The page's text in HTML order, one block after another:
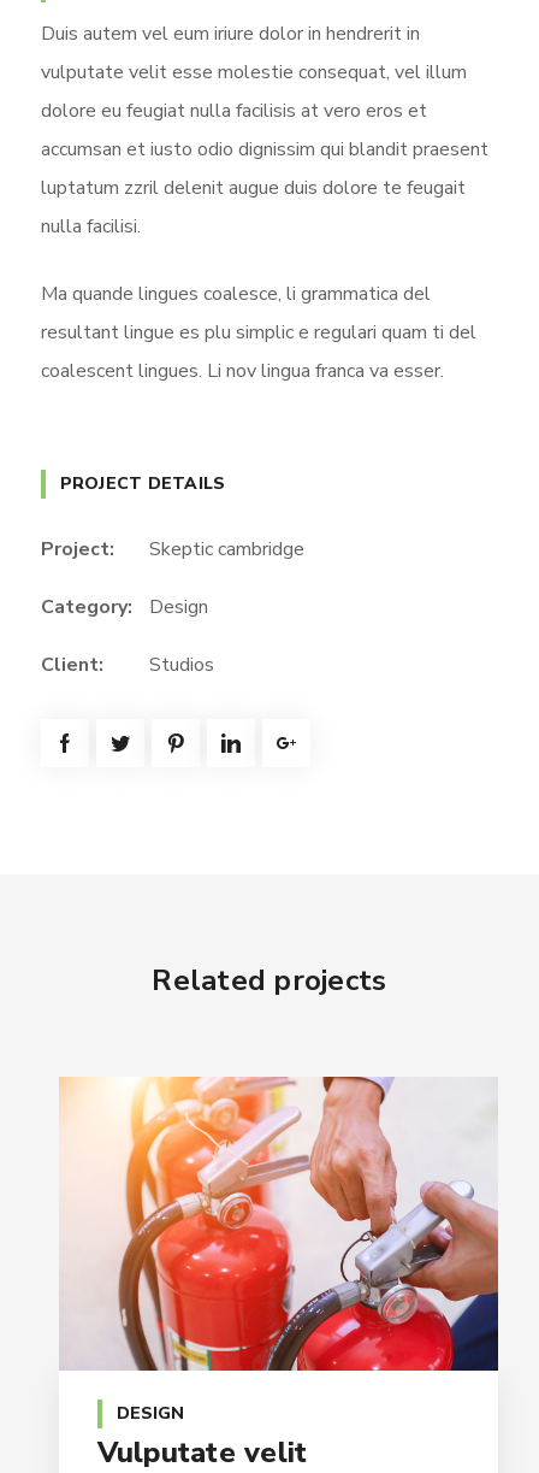
Duis autem vel eum iriure dolor in hendrerit in
vulputate velit esse molestie consequat, vel illum
dolore eu feugiat nulla facilisis at vero eros et
accumsan et iusto odio dignissim qui blandit praesent
luptatum zzril delenit augue duis dolore te feugait
nulla facilisi.
Ma quande lingues coalesce, li grammatica del
resultant lingue es plu simplic e regulari quam ti del
coalescent lingues. Li nov lingua franca va esser.
PROJECT DETAILS
Project: Skeptic cambridge
Category: Design
Client: Studios
Related projects
DESIGN
Vulputate velit